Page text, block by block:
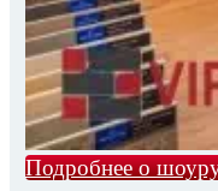
Подробнее о